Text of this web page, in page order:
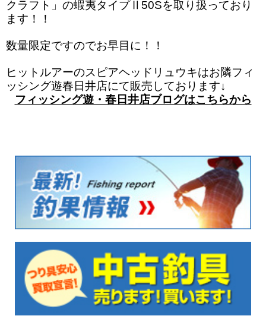
クラフト」の蝦夷タイプⅡ50Sを取り扱っており
ます！！
数量限定ですのでお早目に！！
ヒットルアーのスピアヘッドリュウキはお隣フィ
ッシング遊春日井店にて販売しております↓
フィッシング遊・春日井店ブログはこちらから